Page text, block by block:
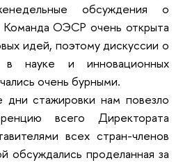
обсуждения о
Команда ОЭСР очень открыта
идей, поэтому дискуссии о
в науке и инновационных
очень бурными.
дни стажировки нам повезло
всего Директората
всех стран-членов
обсуждались проделанная за